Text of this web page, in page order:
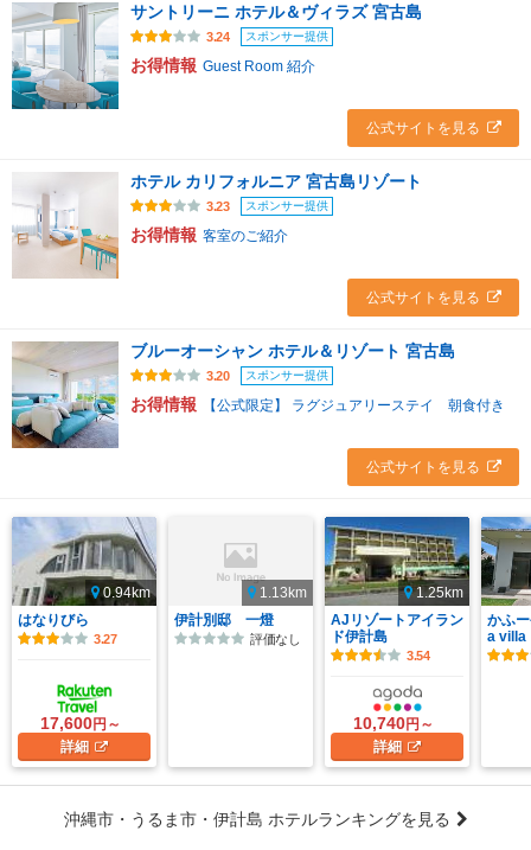
サントリーニ ホテル＆ヴィラズ 宮古島
3.24 スポンサー提供
お得情報 Guest Room 紹介
公式サイトを見る
ホテル カリフォルニア 宮古島リゾート
3.23 スポンサー提供
お得情報 客室のご紹介
公式サイトを見る
ブルーオーシャン ホテル＆リゾート 宮古島
3.20 スポンサー提供
お得情報 【公式限定】 ラグジュアリーステイ 朝食付き
公式サイトを見る
0.94km
はなりびら
3.27
17,600円～
詳細
1.13km
伊計別邸 一燈
評価なし
1.25km
AJリゾートアイラン
ド伊計島
3.54
10,740円～
詳細
かふ
a villa
沖縄市・うるま市・伊計島 ホテルランキングを見る